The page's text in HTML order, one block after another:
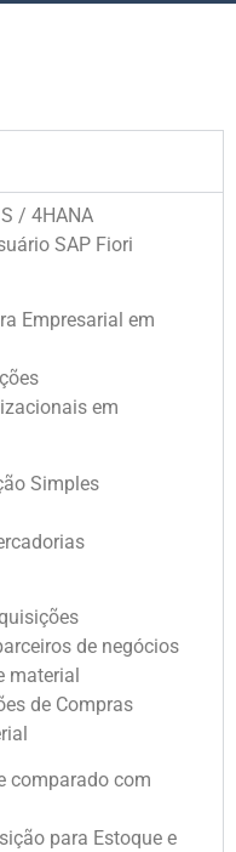
/ 4HANA
SAP Fiori
Empresarial em
em
Simples
de negócios
material
de Compras
comparado com
para Estoque e